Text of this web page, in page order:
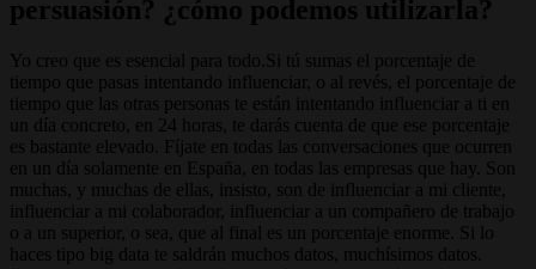
persuasión? ¿cómo podemos utilizarla?
Yo creo que es esencial para todo.Si tú sumas el porcentaje de
tiempo que pasas intentando influenciar, o al revés, el porcentaje de
tiempo que las otras personas te están intentando influenciar a ti en
un día concreto, en 24 horas, te darás cuenta de que ese porcentaje
es bastante elevado. Fíjate en todas las conversaciones que ocurren
en un día solamente en España, en todas las empresas que hay. Son
muchas, y muchas de ellas, insisto, son de influenciar a mi cliente,
influenciar a mi colaborador, influenciar a un compañero de trabajo
o a un superior, o sea, que al final es un porcentaje enorme. Si lo
haces tipo big data te saldrán muchos datos, muchísimos datos.